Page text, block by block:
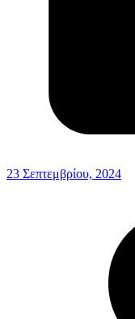
23 Σεπτεμβρίου, 2024